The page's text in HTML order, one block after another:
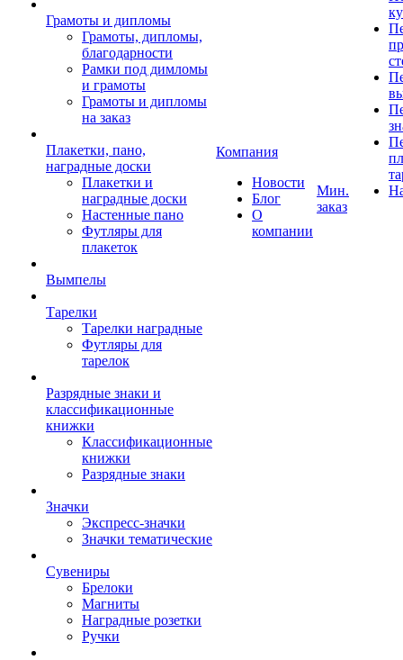
Грамоты и дипломы
Грамоты, дипломы,
благодарности
Рамки под димломы
и грамоты
Грамоты и дипломы
на заказ
Плакетки, пано,
наградные доски
Плакетки и
наградные доски
Настенные пано
Футляры для
плакеток
Вымпелы
Тарелки
Тарелки наградные
Футляры для
тарелок
Разрядные знаки и
классификационные
книжки
Классификационные
книжки
Разрядные знаки
Значки
Экспресс-значки
Значки тематические
Сувениры
Брелоки
Магниты
Наградные розетки
Ручки
Компания
Новости
Блог
О
компании
Мин.
заказ